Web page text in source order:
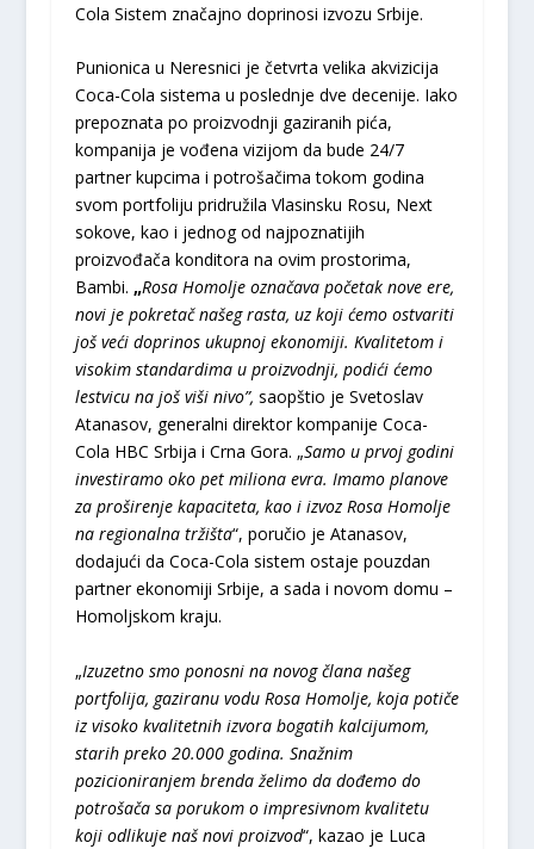
Cola Sistem značajno doprinosi izvozu Srbije.
Punionica u Neresnici je četvrta velika akvizicija
Coca-Cola sistema u poslednje dve decenije. Iako
prepoznata po proizvodnji gaziranih pića,
kompanija je vođena vizijom da bude 24/7
partner kupcima i potrošačima tokom godina
svom portfoliju pridružila Vlasinsku Rosu, Next
sokove, kao i jednog od najpoznatijih
proizvođača konditora na ovim prostorima,
Bambi. „Rosa Homolje označava početak nove ere,
novi je pokretačnašeg rasta, uz kojićemo ostvariti
jošveći doprinos ukupnoj ekonomiji. Kvalitetom i
visokim standardima u proizvodnji, podićićemo
lestvicu na jošviši nivo”, saopštio je Svetoslav
Atanasov, generalni direktor kompanije Coca-
Cola HBC Srbija i Crna Gora. „Samo u prvoj godini
investiramo oko pet miliona evra. Imamo planove
za proširenje kapaciteta, kao i izvoz Rosa Homolje
na regionalna tržišta“, poručio je Atanasov,
dodajući da Coca-Cola sistem ostaje pouzdan
partner ekonomiji Srbije, a sada i novom domu –
Homoljskom kraju.
„Izuzetno smo ponosni na novog člana našeg
portfolija, gaziranu vodu Rosa Homolje, koja potiče
iz visoko kvalitetnih izvora bogatih kalcijumom,
starih preko 20.000 godina. Snažnim
pozicioniranjem brenda želimo da dođemo do
potrošača sa porukom o impresivnom kvalitetu
koji odlikuje naš novi proizvod“, kazao je Luca